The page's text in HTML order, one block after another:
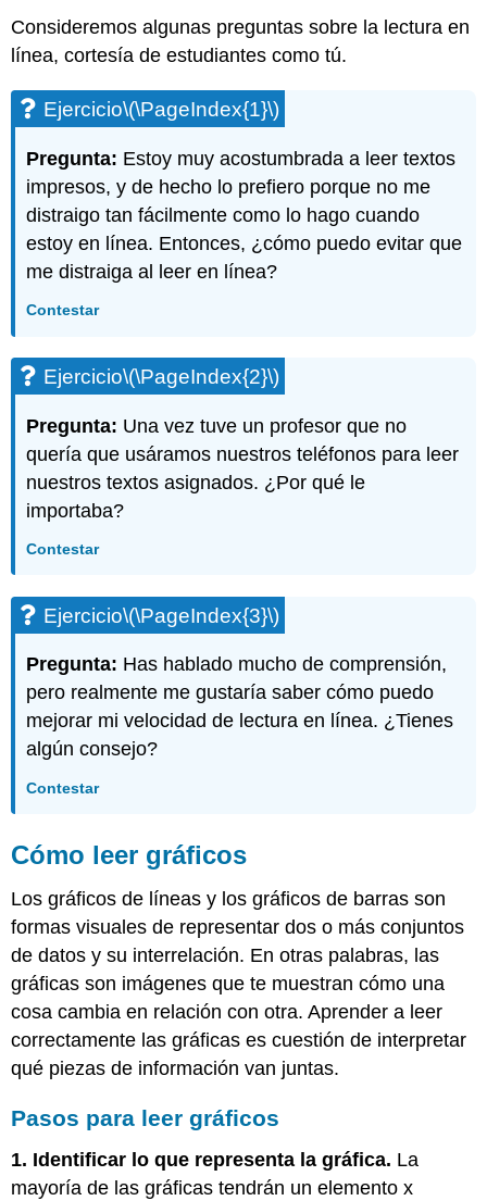
Consideremos algunas preguntas sobre la lectura en
línea, cortesía de estudiantes como tú.
Ejercicio\(\PageIndex{1}\)
Pregunta: Estoy muy acostumbrada a leer textos
impresos, y de hecho lo prefiero porque no me
distraigo tan fácilmente como lo hago cuando
estoy en línea. Entonces, ¿cómo puedo evitar que
me distraiga al leer en línea?
Contestar
Ejercicio\(\PageIndex{2}\)
Pregunta: Una vez tuve un profesor que no
quería que usáramos nuestros teléfonos para leer
nuestros textos asignados. ¿Por qué le
importaba?
Contestar
Ejercicio\(\PageIndex{3}\)
Pregunta: Has hablado mucho de comprensión,
pero realmente me gustaría saber cómo puedo
mejorar mi velocidad de lectura en línea. ¿Tienes
algún consejo?
Contestar
Cómo leer gráficos
Los gráficos de líneas y los gráficos de barras son
formas visuales de representar dos o más conjuntos
de datos y su interrelación. En otras palabras, las
gráficas son imágenes que te muestran cómo una
cosa cambia en relación con otra. Aprender a leer
correctamente las gráficas es cuestión de interpretar
qué piezas de información van juntas.
Pasos para leer gráficos
1. Identificar lo que representa la gráfica. La
mayoría de las gráficas tendrán un elemento x